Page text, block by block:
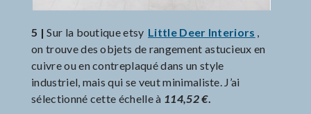
5 | Sur la boutique etsy Little Deer Interiors ,
on trouve des objets de rangement astucieux en
cuivre ou en contreplaqué dans un style
industriel, mais qui se veut minimaliste. J’ai
sélectionné cette échelle à 114,52 €.